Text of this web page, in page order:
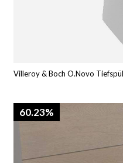
Villeroy & Boch O.Novo
60.23%